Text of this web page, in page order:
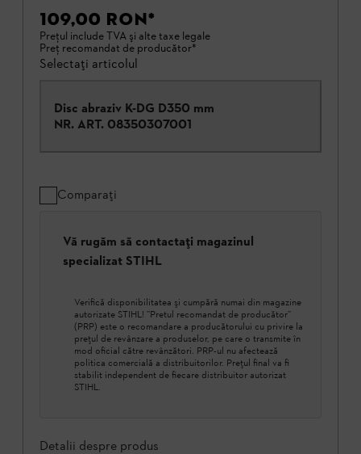
109,00 RON*
Preţul include TVA şi alte taxe legale
Preţ recomandat de producător*
Selectați articolul
Disc abraziv K-DG D350 mm
NR. ART. 08350307001
Comparați
Vă rugăm să contactați magazinul
specializat STIHL
Verifică disponibilitatea şi cumpără numai din magazine
autorizate STIHL! ”Pretul recomandat de producător”
(PRP) este o recomandare a producătorului cu privire la
prețul de revânzare a produselor, pe care o transmite în
mod oficial către revânzători. PRP-ul nu afectează
politica comercială a distribuitorilor. Prețul final va fi
stabilit independent de fiecare distribuitor autorizat
STIHL.
Detalii despre produs